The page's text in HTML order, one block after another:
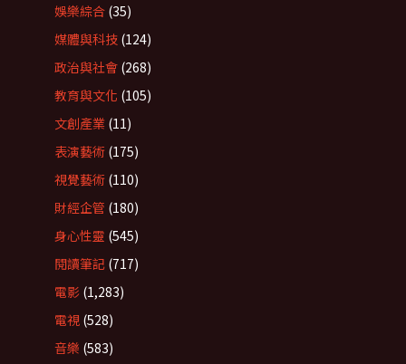
娛樂綜合 (35)
媒體與科技 (124)
政治與社會 (268)
教育與文化 (105)
文創產業 (11)
表演藝術 (175)
視覺藝術 (110)
財經企管 (180)
身心性靈 (545)
閱讀筆記 (717)
電影 (1,283)
電視 (528)
音樂 (583)